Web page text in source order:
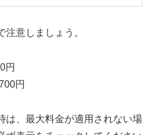
意しましょう。
円
円
は、最大料金が適用されない場